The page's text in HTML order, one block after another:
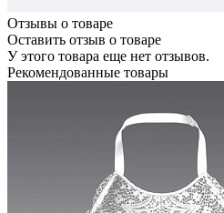
Отзывы о товаре
Оставить отзыв о товаре
У этого товара еще нет отзывов.
Рекомендованные товары